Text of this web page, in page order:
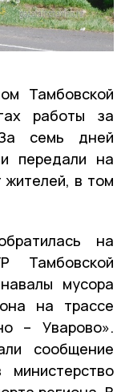
Тамбовской
работы за
семь дней
передали на
жителей, в том
на
Тамбовской
мусора
на трассе
– Уварово».
сообщение